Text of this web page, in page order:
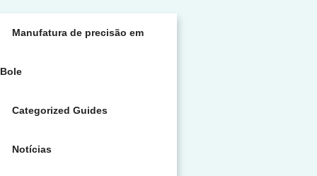
Manufatura de precisão em
Bole
Categorized Guides
Notícias